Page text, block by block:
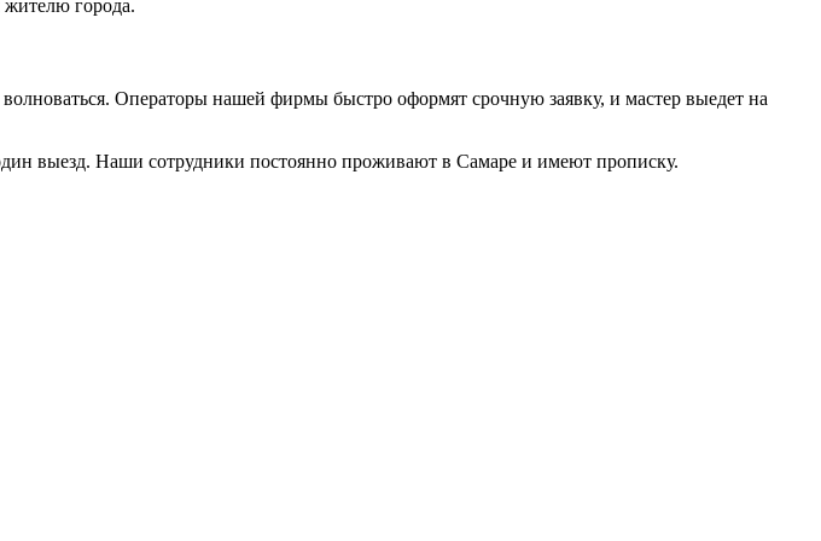
жителю города.
Операторы нашей фирмы быстро оформят срочную заявку, и мастер выедет на
выезд. Наши сотрудники постоянно проживают в Самаре и имеют прописку.